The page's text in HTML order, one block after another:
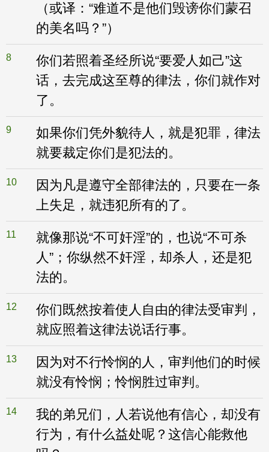
（或译：“难道不是他们毁谤你们蒙召
的美名吗？”）
8
你们若照着圣经所说“要爱人如己”这
话，去完成这至尊的律法，你们就作对
了。
9
如果你们凭外貌待人，就是犯罪，律法
就要裁定你们是犯法的。
10
因为凡是遵守全部律法的，只要在一条
上失足，就违犯所有的了。
11
就像那说“不可奸淫”的，也说“不可杀
人”；你纵然不奸淫，却杀人，还是犯
法的。
12
你们既然按着使人自由的律法受审判，
就应照着这律法说话行事。
13
因为对不行怜悯的人，审判他们的时候
就没有怜悯；怜悯胜过审判。
14
我的弟兄们，人若说他有信心，却没有
行为，有什么益处呢？这信心能救他